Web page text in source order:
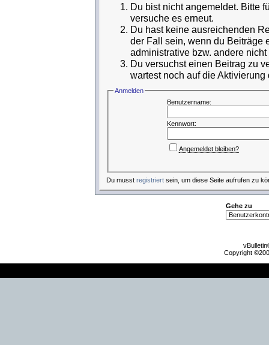
Du bist nicht angemeldet. Bitte
versuche es erneut.
Du hast keine ausreichenden
der Fall sein, wenn du Beiträge
administrative bzw. andere
Du versuchst einen Beitrag zu
wartest noch auf die
Anmelden
Benutzername:
Kennwort:
Angemeldet bleiben?
Du musst registriertsein, um diese Seite aufrufen zu
Gehe zu
Copyright